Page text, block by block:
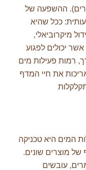
ההשפעה של
ככל שהיא
מיקרוביאלי,
יכולים לפגוע
רמות פעילות מים
את חיי המדף
המים היא טכניקה
מוצרים שונים.
עובשים